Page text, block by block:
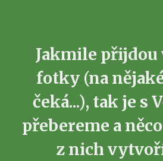
Jakmile přijdou
fotky (na
čeká...), tak je s
přebereme a
z nich